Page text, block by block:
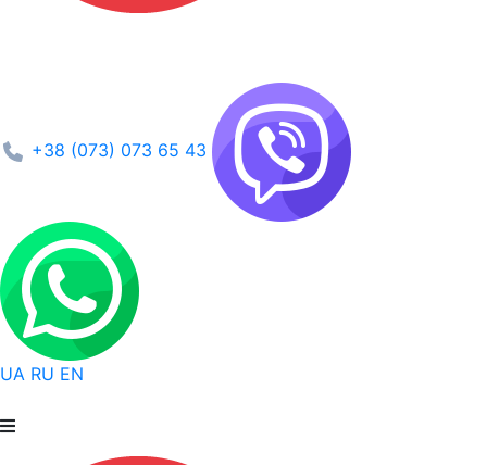
+38 (073) 073 65 43
UA RU EN